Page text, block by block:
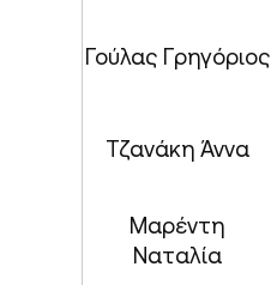
Γούλας Γρηγόριος
Τζανάκη Άννα
Μαρέντη
Ναταλία